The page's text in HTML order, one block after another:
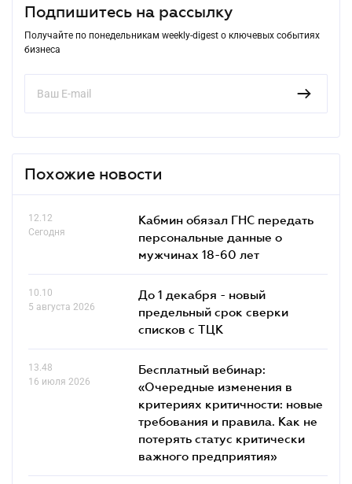
Подпишитесь на рассылку
Получайте по понедельникам weekly-digest о ключевых событиях
бизнеса
Похожие новости
12.12
Сегодня
Кабмин обязал ГНС передать
персональные данные о
мужчинах 18-60 лет
10.10
5 августа 2026
До 1 декабря - новый
предельный срок сверки
списков c ТЦК
13.48
16 июля 2026
Бесплатный вебинар:
«Очередные изменения в
критериях критичности: новые
требования и правила. Как не
потерять статус критически
важного предприятия»